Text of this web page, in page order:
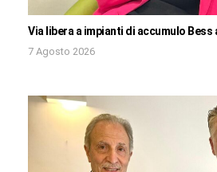
Via libera a impianti di accumulo Bess
7 Agosto 2026